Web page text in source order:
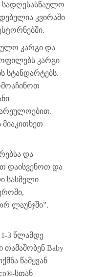
სადღესასწაულო
კვირაში
კარგი და
კარგი
სტანდარტებს.
მიაკითხეთ
და
დაისვენოთ და
სასმელი
ლაუნჯში”.
3 წლამდე
თამაშობენ Baby
წამყვან
სთან